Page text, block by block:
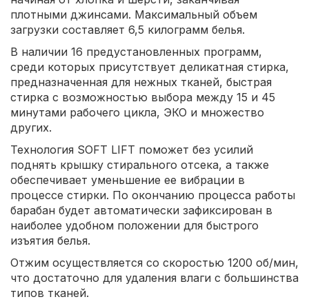
плотными джинсами. Максимальный объем
загрузки составляет 6,5 килограмм белья.
В наличии 16 предустановленных программ,
среди которых присутствует деликатная стирка,
предназначенная для нежных тканей, быстрая
стирка с возможностью выбора между 15 и 45
минутами рабочего цикла, ЭКО и множество
других.
Технология SOFT LIFT поможет без усилий
поднять крышку стирального отсека, а также
обеспечивает уменьшение ее вибрации в
процессе стирки. По окончанию процесса работы
барабан будет автоматически зафиксирован в
наиболее удобном положении для быстрого
изъятия белья.
Отжим осуществляется со скоростью 1200 об/мин,
что достаточно для удаления влаги с большинства
типов тканей.